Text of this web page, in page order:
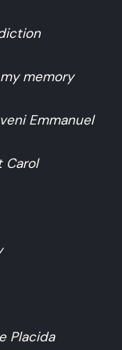
memory
Emmanuel
Carol
Placida